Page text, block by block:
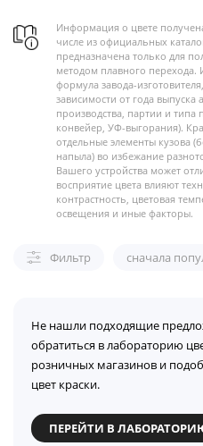
Информация о цвете
числе из официальных
предназначена только для
методом плавного перехода.
формула завода-изготовителя,
зависимости от года
производства, партии и типа
конвейер, УФ-выгорания).
отдельные элементы кузова
напыла) во избежание
Вашего устройства может
восприятие цвета влияют
контрастность, цветовая
освещения и иные факторы.
Фильтр сначала
Не нашли подходящие
обратиться в лабораторию
розничных магазинов и
цвет краски.
ПЕРЕЙТИ В